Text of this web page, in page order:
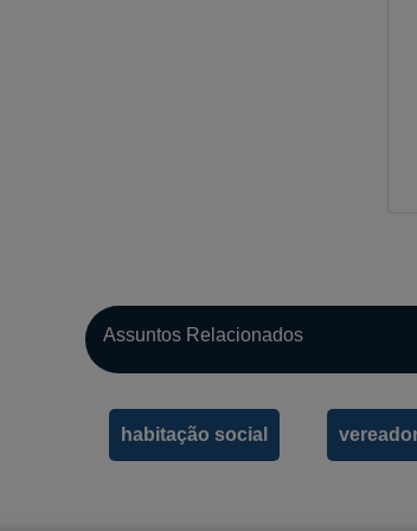
Assuntos Relacionados
habitação social